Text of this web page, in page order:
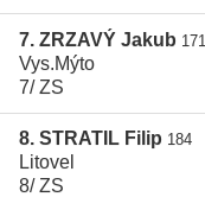
7. ZRZAVÝ Jakub 171
Vys.Mýto
7/ ZS
8. STRATIL Filip 184
Litovel
8/ ZS